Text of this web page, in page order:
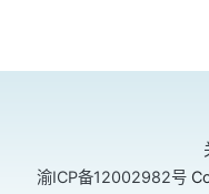
渝ICP备12002982号